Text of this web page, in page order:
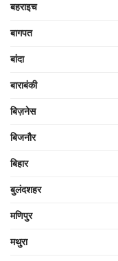
बहराइच
बागपत
बांदा
बाराबंकी
बिज़नेस
बिजनौर
बिहार
बुलंदशहर
मणिपुर
मथुरा